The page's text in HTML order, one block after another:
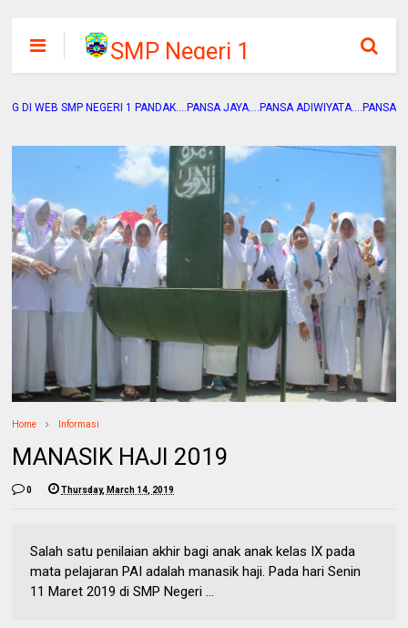
SMP Negeri 1
Pandak
SMP NEGERI 1 PANDAK....PANSA JAYA....PANSA ADIWIYATA....PANSA
Home Informasi
MANASIK HAJI 2019
0 Thursday, March 14, 2019
Salah satu penilaian akhir bagi anak anak kelas IX pada
mata pelajaran PAI adalah manasik haji. Pada hari Senin
11 Maret 2019 di SMP Negeri ...